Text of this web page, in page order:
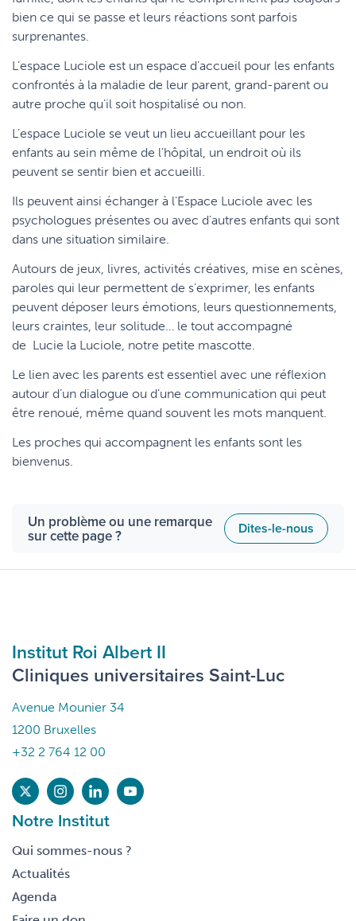
bien ce qui se passe et leurs réactions sont parfois
surprenantes.
L’espace Luciole est un espace d’accueil pour les enfants
confrontés à la maladie de leur parent, grand-parent ou
autre proche qu’il soit hospitalisé ou non.
L’espace Luciole se veut un lieu accueillant pour les
enfants au sein même de l’hôpital, un endroit où ils
peuvent se sentir bien et accueilli.
Ils peuvent ainsi échanger à l’Espace Luciole avec les
psychologues présentes ou avec d’autres enfants qui sont
dans une situation similaire.
Autours de jeux, livres, activités créatives, mise en scènes,
paroles qui leur permettent de s’exprimer, les enfants
peuvent déposer leurs émotions, leurs questionnements,
leurs craintes, leur solitude… le tout accompagné
de Lucie la Luciole, notre petite mascotte.
Le lien avec les parents est essentiel avec une réflexion
autour d’un dialogue ou d’une communication qui peut
être renoué, même quand souvent les mots manquent.
Les proches qui accompagnent les enfants sont les
bienvenus.
Un problème ou une remarque
sur cette page ? Dites-le-nous
Institut Roi Albert II
Cliniques universitaires Saint-Luc
Avenue Mounier 34
1200 Bruxelles
+32 2 764 12 00
Notre Institut
Qui sommes-nous ?
Actualités
Agenda